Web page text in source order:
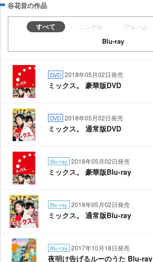
谷花音の作品
すべて シングル アルバム
Blu-ray
DVD 2018年05月02日発売
ミックス。 豪華版DVD
DVD 2018年05月02日発売
ミックス。 通常版DVD
Blu-ray 2018年05月02日発売
ミックス。 豪華版Blu-ray
Blu-ray 2018年05月02日発売
ミックス。 通常版Blu-ray
Blu-ray 2017年10月18日発売
夜明け告げるルーのうた Blu-ray